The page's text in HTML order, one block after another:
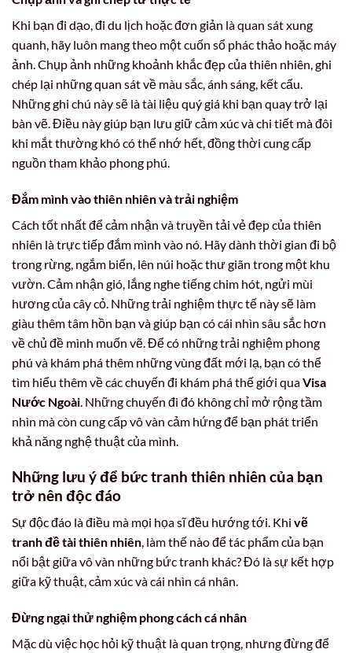
Khi bạn đi dạo, đi du lịch hoặc đơn giản là quan sát xung
quanh, hãy luôn mang theo một cuốn sổ phác thảo hoặc máy
ảnh. Chụp ảnh những khoảnh khắc đẹp của thiên nhiên, ghi
chép lại những quan sát về màu sắc, ánh sáng, kết cấu.
Những ghi chú này sẽ là tài liệu quý giá khi bạn quay trở lại
bàn vẽ. Điều này giúp bạn lưu giữ cảm xúc và chi tiết mà đôi
khi mắt thường khó có thể nhớ hết, đồng thời cung cấp
nguồn tham khảo phong phú.
Đắm mình vào thiên nhiên và trải nghiệm
Cách tốt nhất để cảm nhận và truyền tải vẻ đẹp của thiên
nhiên là trực tiếp đắm mình vào nó. Hãy dành thời gian đi bộ
trong rừng, ngắm biển, lên núi hoặc thư giãn trong một khu
vườn. Cảm nhận gió, lắng nghe tiếng chim hót, ngửi mùi
hương của cây cỏ. Những trải nghiệm thực tế này sẽ làm
giàu thêm tâm hồn bạn và giúp bạn có cái nhìn sâu sắc hơn
về chủ đề mình muốn vẽ. Để có những trải nghiệm phong
phú và khám phá thêm những vùng đất mới lạ, bạn có thể
tìm hiểu thêm về các chuyến đi khám phá thế giới quaVisa
Nước Ngoài. Những chuyến đi đó không chỉ mở rộng tầm
nhìn mà còn cung cấp vô vàn cảm hứng để bạn phát triển
khả năng nghệ thuật của mình.
Những lưu ý để bức tranh thiên nhiên của bạn
trở nên độc đáo
Sự độc đáo là điều mà mọi họa sĩ đều hướng tới. Khi vẽ
tranh đề tài thiên nhiên, làm thế nào để tác phẩm của bạn
nổi bật giữa vô vàn những bức tranh khác? Đó là sự kết hợp
giữa kỹ thuật, cảm xúc và cái nhìn cá nhân.
Đừng ngại thử nghiệm phong cách cá nhân
Mặc dù việc học hỏi kỹ thuật là quan trọng, nhưng đừng để